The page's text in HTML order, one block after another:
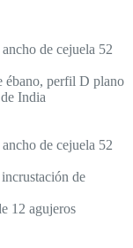
de cejuela 52
ébano, perfil D plano
India
de cejuela 52
de
12 agujeros